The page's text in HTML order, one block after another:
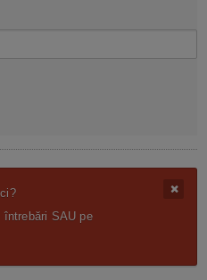
întrebări SAU pe